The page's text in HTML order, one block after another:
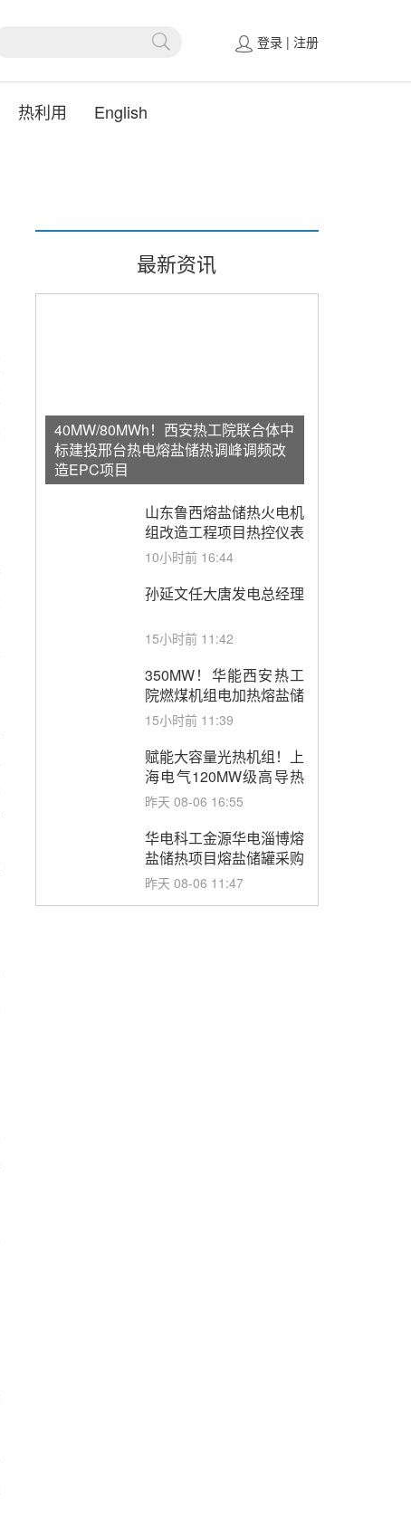
登录 | 注册
热利用 English
最新资讯
40MW/80MWh！西安热工院联合体中
标建投邢台热电熔盐储热调峰调频改
造EPC项目
山东鲁西熔盐储热火电机
组改造工程项目热控仪表
成套设备采购
10小时前 16:44
孙延文任大唐发电总经理
15小时前 11:42
350MW！华能西安热工
院燃煤机组电加热熔盐储
能提升机组灵活性改造项
务采购
15小时前 11:39
赋能大容量光热机组！上
海电气120MW级高导热
空冷发电机通过型式试验
昨天 08-06 16:55
华电科工金源华电淄博熔
盐储热项目熔盐储罐采购
昨天 08-06 11:47